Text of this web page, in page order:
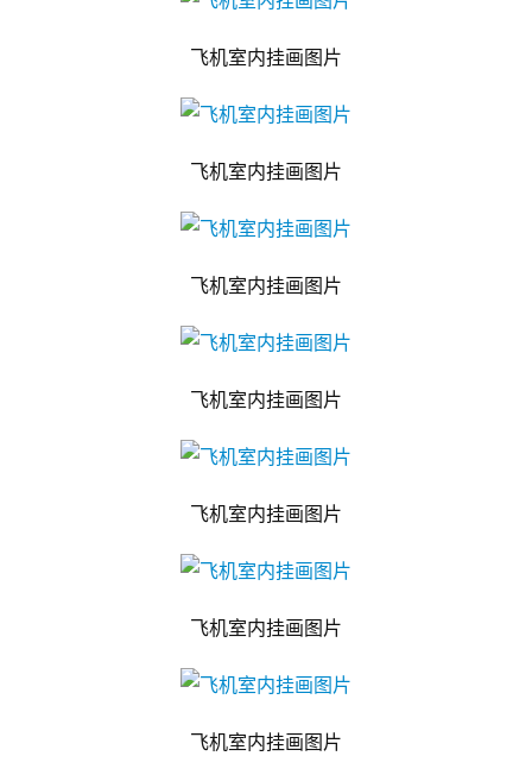
飞机室内挂画图片
飞机室内挂画图片
飞机室内挂画图片
飞机室内挂画图片
飞机室内挂画图片
飞机室内挂画图片
飞机室内挂画图片